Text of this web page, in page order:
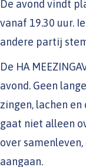
De avond vindt
vanaf 19.30 uur.
andere partij
De HA
avond. Geen
zingen, lachen
gaat niet alleen
over
aangaan.